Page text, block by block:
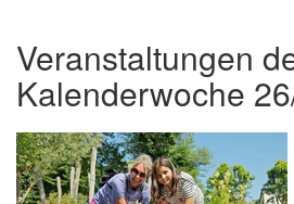
Veranstaltungen
Kalenderwoche